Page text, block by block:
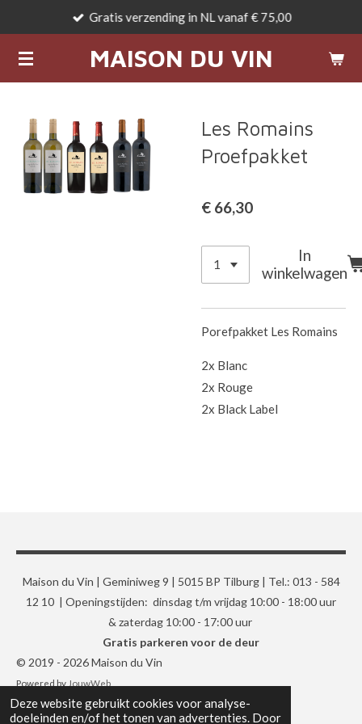
Deze website gebruikt cookies voor analyse-
doeleinden en/of het tonen van advertenties. Door
naar
de
MAISON DU VIN
Gratis verzending in NL vanaf € 75,00
Les Romains
Proefpakket
€ 66,30
In
winkelwagen
Porefpakket Les Romains
2x Blanc
2x Rouge
2x Black Label
Maison du Vin | Geminiweg 9 | 5015 BP Tilburg | Tel.: 013 - 584
12 10 | Openingstijden: dinsdag t/m vrijdag 10:00 - 18:00 uur
& zaterdag 10:00 - 17:00 uur
Gratis parkeren voor de deur
© 2019 - 2026 Maison du Vin
Powered by JouwWeb